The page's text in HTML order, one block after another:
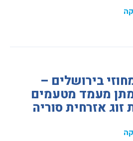
בירושלים –
מעמד מטעמים
זוג אזרחית סוריה